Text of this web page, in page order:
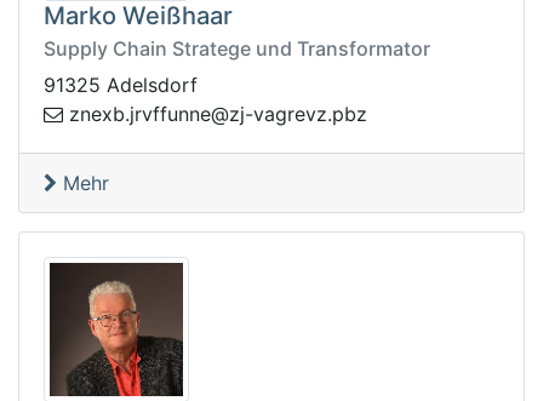
Marko Weißhaar
Supply Chain Stratege und Transformator
91325 Adelsdorf
zbp.zvergav
-jz@ennuffvrj.bxenz
Mehr